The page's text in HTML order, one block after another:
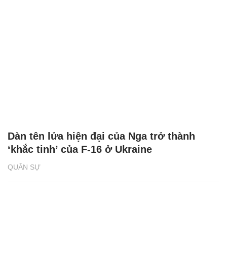
QUÂN SỰ
Dàn tên lửa hiện đại của Nga trở thành
‘khắc tinh’ của F-16 ở Ukraine